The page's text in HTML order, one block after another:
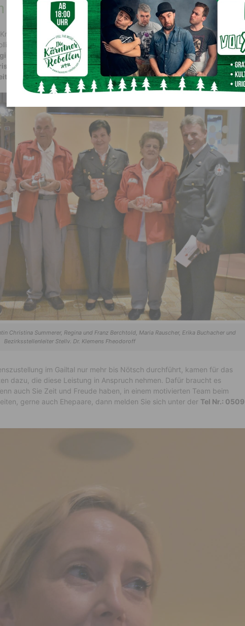
gefeiert
Hermagor die Freiwilligen Mitarbeiter und Mitarbeiterinnen zu einer
Karnia in Radnig ein. Dabei wurdenMaria Rauscher,Erika
und Franz Berchtoldfür30 jährige Mitarbeitim Essenszustelldienst
Summerer, die auch über Aktuelles im Roten Kreuz Kärnten
Stellvertreter Dr. Klemens Fheodoroff,geehrt.
Christina Summerer, Regina und Franz Berchtold, Maria Rauscher, Erika Buchacher und
Bezirksstellenleiter Stellv. Dr. Klemens Fheodoroff
im Gailtal nur mehr bis Nötsch durchführt, kamen für das
dazu, die diese Leistung in Anspruch nehmen. Dafür braucht es
auch Sie Zeit und Freude haben, in einem motivierten Team beim
gerne auch Ehepaare, dann melden Sie sich unter der Tel Nr.: 0509